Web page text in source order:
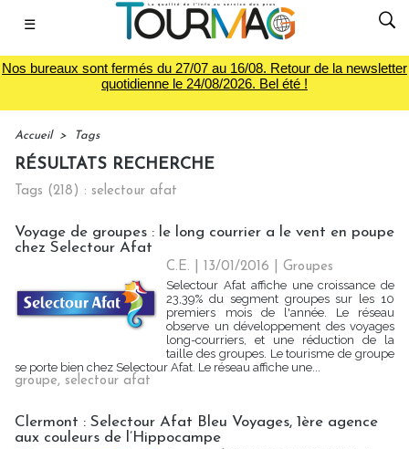
☰
Nos bureaux sont fermés du 27/07 au 16/08. Retour de la newsletter
quotidienne le 24/08/2026. Bel été !
Accueil > Tags
RÉSULTATS RECHERCHE
Tags (218) : selectour afat
Voyage de groupes : le long courrier a le vent en poupe
chez Selectour Afat
C.E. | 13/01/2016 |Groupes
Selectour Afat affiche une croissance de
23,39% du segment groupes sur les 10
premiers mois de l'année. Le réseau
observe un développement des voyages
long-courriers, et une réduction de la
taille des groupes. Le tourisme de groupe
se porte bien chez Selectour Afat. Le réseau affiche une...
groupe, selectour afat
Clermont : Selectour Afat Bleu Voyages, 1ère agence
aux couleurs de l’Hippocampe